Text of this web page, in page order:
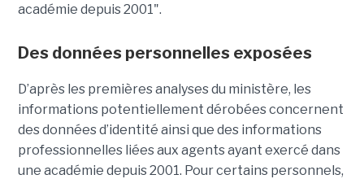
académie depuis 2001".
Des données personnelles exposées
D’après les premières analyses du ministère, les
informations potentiellement dérobées concernent
des données d’identité ainsi que des informations
professionnelles liées aux agents ayant exercé dans
une académie depuis 2001. Pour certains personnels,